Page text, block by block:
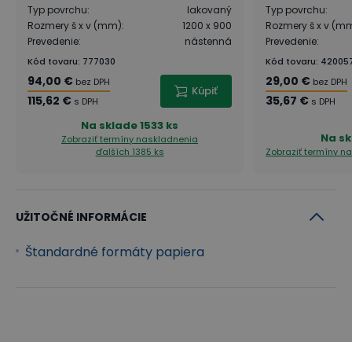
Typ povrchu:
lakovaný
Rozmery š x v (mm):
1200 x 900
Prevedenie: nástenná
Kód tovaru: 777030
94,00 € bez DPH
115,62 € s DPH
Kúpiť
Na sklade1533 ks
Zobraziť termíny naskladnenia
ďalších 1385 ks
Typ povrchu:
Rozmery š x v
Prevedenie:
Kód tovaru:
29,00 € bez DPH
35,67 € s DPH
Na
Zobraziť termíny
UŽITOČNÉ INFORMÁCIE
Štandardné formáty papiera